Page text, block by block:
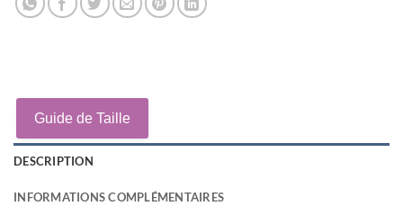
Guide de Taille
DESCRIPTION
INFORMATIONS COMPLÉMENTAIRES